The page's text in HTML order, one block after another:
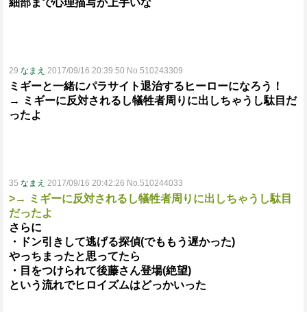
細部まで心理描写が上手いな
29 なまえ 2017/09/16 20:39:50 No.510243309
ミギーと一緒にパラサイト退治するヒーローになろう！
→ ミギーに反対されるし犠牲者周りに出しちゃうし駄目だ
ったよ
35 なまえ 2017/09/16 20:42:26 No.510244033
>→ ミギーに反対されるし犠牲者周りに出しちゃうし駄目
だったよ
さらに
・ドン引きして逃げる探偵(でももう遅かった)
やっちまったと思ってたら
・目をつけられて後藤さん登場(絶望)
という流れでヒロイズムはどっかいった